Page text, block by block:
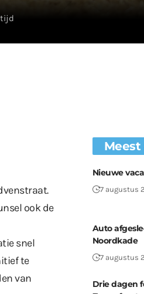
ook de
snel
te
van
Nieuwe
7 augustus
Auto
Noordkade
7 augustus
Drie dagen